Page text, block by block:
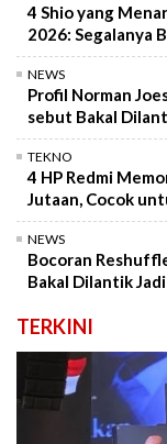
4 Shio yang
2026: Segalanya
NEWS
Profil Norman
sebut Bakal
TEKNO
4 HP Redmi
Jutaan, Cocok
NEWS
Bocoran
Bakal Dilantik
TERKINI